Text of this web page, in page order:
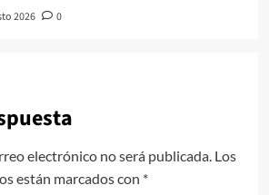
2026 0
electrónico no será publicada. Los
están marcados con *